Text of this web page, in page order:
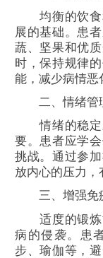
均衡的饮食
展的基础。患
蔬、坚果和优
时，保持规律
能，减少病情恶
二、情绪管
情绪的稳定
要。患者应学
挑战。通过参
放内心的压力，
三、增强免疫
适度的锻炼
病的侵袭。患
步、瑜伽等，